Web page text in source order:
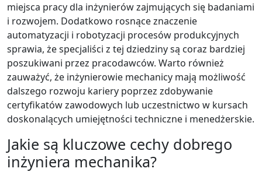
miejsca pracy dla inżynierów zajmujących się badaniami
i rozwojem. Dodatkowo rosnące znaczenie
automatyzacji i robotyzacji procesów produkcyjnych
sprawia, że specjaliści z tej dziedziny są coraz bardziej
poszukiwani przez pracodawców. Warto również
zauważyć, że inżynierowie mechanicy mają możliwość
dalszego rozwoju kariery poprzez zdobywanie
certyfikatów zawodowych lub uczestnictwo w kursach
doskonalących umiejętności techniczne i menedżerskie.
Jakie są kluczowe cechy dobrego
inżyniera mechanika?